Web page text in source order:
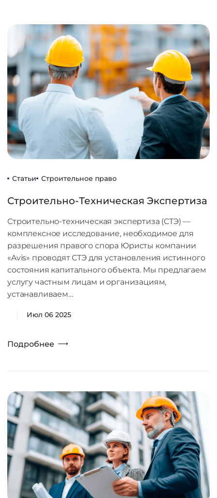
Статьи Строительное право
Строительно-Техническая Экспертиза
Строительно-техническая экспертиза (СТЭ) —
комплексное исследование, необходимое для
разрешения правого спора Юристы компании
«Avis» проводят СТЭ для установления истинного
состояния капитального объекта. Мы предлагаем
услугу частным лицам и организациям,
устанавливаем…
Июл 06 2025
Подробнее